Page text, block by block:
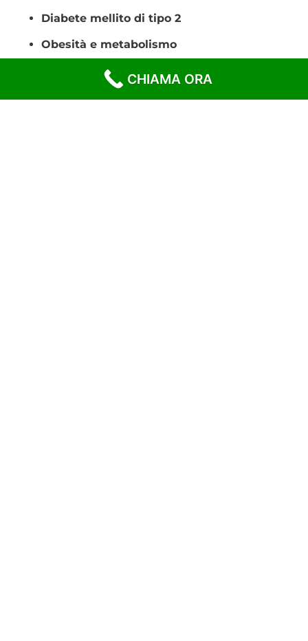
Diabete mellito di tipo 2
Obesità e metabolismo
Fattori di rischio cardiovascolare
Medicina interna e approccio sistemico al
CHIAMA ORA